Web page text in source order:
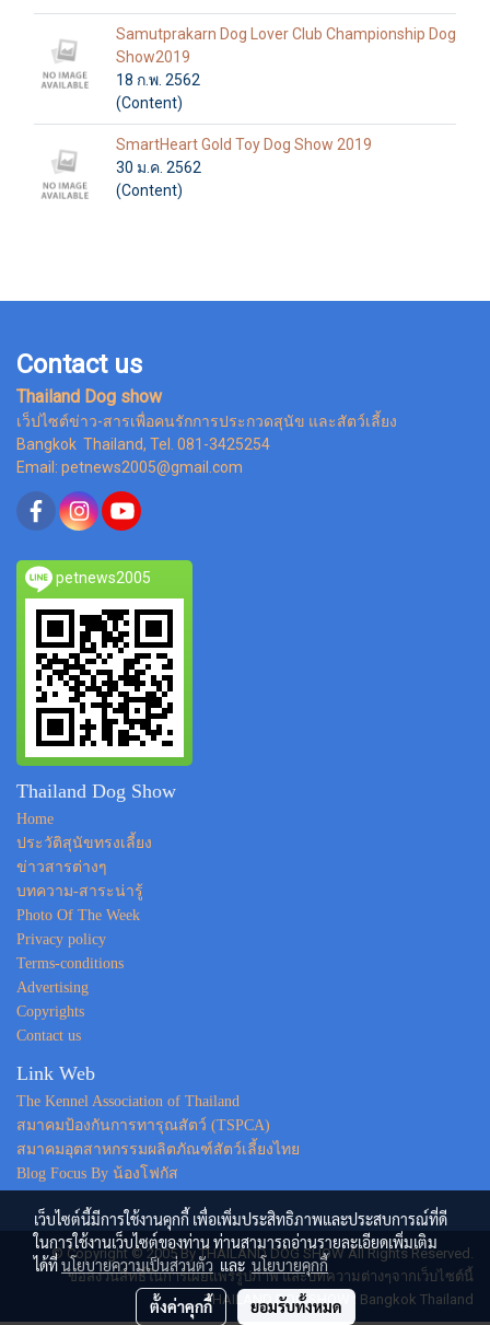
Samutprakarn Dog Lover Club Championship Dog
Show2019
18 ก.พ. 2562
(Content)
SmartHeart Gold Toy Dog Show 2019
30 ม.ค. 2562
(Content)
Contact us
Thailand Dog show
เว็ปไซต์ข่าว-สารเพื่อคนรักการประกวดสุนัข และสัตว์เลี้ยง
Bangkok Thailand, Tel. 081-3425254
Email: petnews2005@gmail.com
petnews2005
Thailand Dog Show
Home
ประวัติสุนัขทรงเลี้ยง
ข่าวสารต่างๆ
บทความ-สาระน่ารู้
Photo Of The Week
Privacy policy
Terms-conditions
Advertising
Copyrights
Contact us
Link Web
The Kennel Association of Thailand
สมาคมป้องกันการทารุณสัตว์ (TSPCA)
สมาคมอุตสาหกรรมผลิตภัณฑ์สัตว์เลี้ยงไทย
Blog Focus By น้องโฟกัส
© Copyright © 2005 By THAILAND DOG SHOW All Rights Reserved.
ขอสงวนสิทธิ์ในการเผยแพร่รูปภาพ และบทความต่างๆจากเว็บไซต์นี้
THAILAND DOG SHOW : Bangkok Thailand
เว็บไซต์นี้มีการใช้งานคุกกี้ เพื่อเพิ่มประสิทธิภาพและประสบการณ์ที่ดี
ในการใช้งานเว็บไซต์ของท่าน ท่านสามารถอ่านรายละเอียดเพิ่มเติม
ได้ที่นโยบายความเป็นส่วนตัวและนโยบายคุกกี้
ตั้งค่าคุกกี้ ยอมรับทั้งหมด